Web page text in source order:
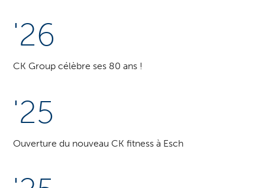
'26
CK Group célèbre ses 80 ans !
'25
Ouverture du nouveau CK fitness à Esch